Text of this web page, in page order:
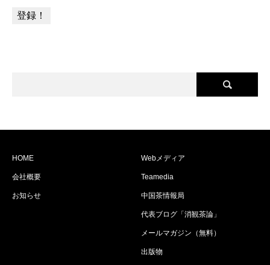
HOME
会社概要
お知らせ
Webメディア
Teamedia
中国茶情報局
代表ブログ「消観茶論」
メールマガジン（無料）
出版物